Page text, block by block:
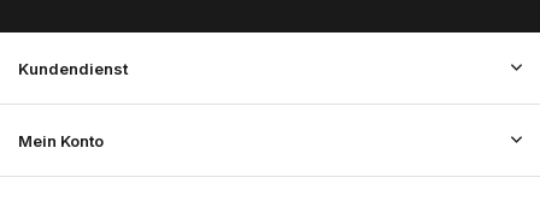
Kundendienst
Mein Konto